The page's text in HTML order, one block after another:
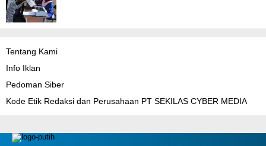
Tentang Kami
Info Iklan
Pedoman Siber
Kode Etik Redaksi dan Perusahaan PT SEKILAS CYBER MEDIA